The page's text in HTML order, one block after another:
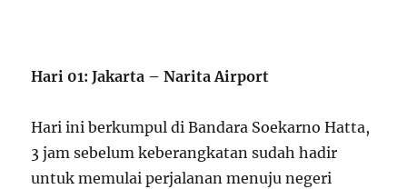
Hari 01: Jakarta – Narita Airport
Hari ini berkumpul di Bandara Soekarno Hatta,
3 jam sebelum keberangkatan sudah hadir
untuk memulai perjalanan menuju negeri